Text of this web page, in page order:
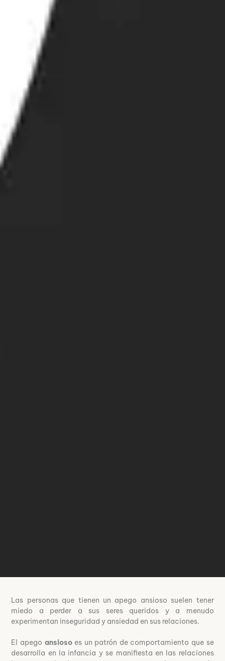
Las personas que tienen un apego ansioso suelen tener
miedo a perder a sus seres queridos y a menudo
experimentan inseguridad y ansiedad en sus relaciones.
El apego ansiosoes un patrón de comportamiento que se
desarrolla en la infancia y se manifiesta en las relaciones